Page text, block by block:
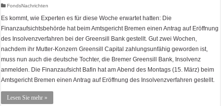
FondsNachrichten
Es kommt, wie Experten es für diese Woche erwartet hatten: Die
Finanzaufsichtsbehörde hat beim Amtsgericht Bremen einen Antrag auf Eröffnung
des Insolvenzverfahren bei der Greensill Bank gestellt. Gut zwei Wochen,
nachdem ihr Mutter-Konzern Greensill Capital zahlungsunfähig geworden ist,
muss nun auch die deutsche Tochter, die Bremer Greensill Bank, Insolvenz
anmelden. Die Finanzaufsicht Bafin hat am Abend des Montags (15. März) beim
Amtsgericht Bremen einen Antrag auf Eröffnung des Insolvenzverfahren gestellt.
Lesen Sie mehr »